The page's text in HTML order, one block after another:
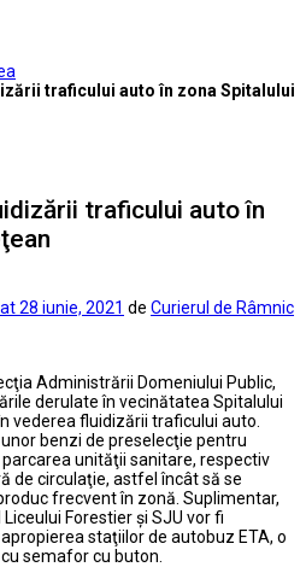
traficului auto în zona Spitalului
traficului auto în
at 28 iunie, 2021 de Curierul de Râmnic
Administrării Domeniului Public,
derulate în vecinătatea Spitalului
vederea fluidizării traficului auto.
benzi de preselecţie pentru
unităţii sanitare, respectiv
de circulaţie, astfel încât să se
frecvent în zonă. Suplimentar,
Forestier şi SJU vor fi
staţiilor de autobuz ETA, o
semafor cu buton.